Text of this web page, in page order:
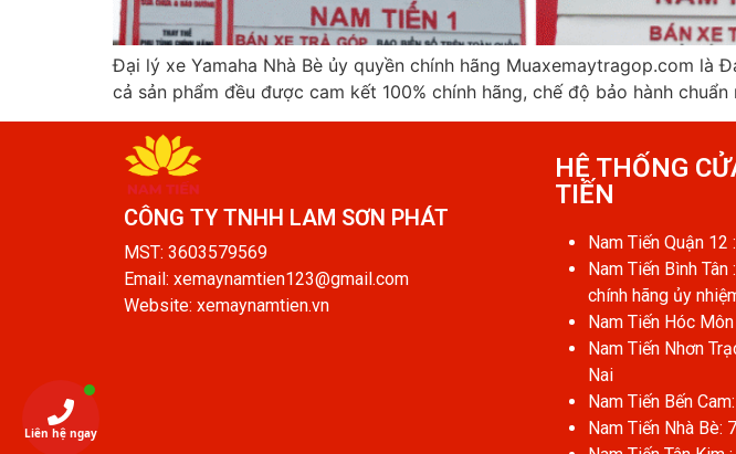
Đại lý xe Yamaha Nhà Bè ủy quyền chính hãng Muaxemaytragop.com là
cả sản phẩm đều được cam kết 100% chính hãng, chế độ bảo hành
CÔNG TY TNHH LAM SƠN PHÁT​
MST: 3603579569
Email: xemaynamtien123@gmail.com
Website: xemaynamtien.vn
HỆ THỐNG
TIẾN​
Nam Tiến Quận 12
Nam Tiến Bình
chính hãng ủy
Nam Tiến Hóc
Nam Tiến Nhơn
Nai
Nam Tiến Bến
Nam Tiến Nhà Bè: